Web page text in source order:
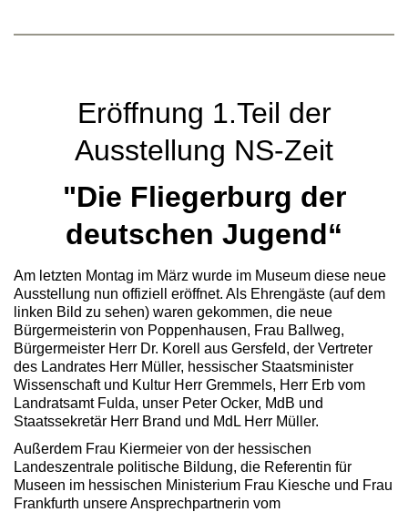
Eröffnung 1.Teil der
Ausstellung NS-Zeit
"Die Fliegerburg der
deutschen Jugend“
Am letzten Montag im März wurde im Museum diese neue
Ausstellung nun offiziell eröffnet. Als Ehrengäste (auf dem
linken Bild zu sehen) waren gekommen, die neue
Bürgermeisterin von Poppenhausen, Frau Ballweg,
Bürgermeister Herr Dr. Korell aus Gersfeld, der Vertreter
des Landrates Herr Müller, hessischer Staatsminister
Wissenschaft und Kultur Herr Gremmels, Herr Erb vom
Landratsamt Fulda, unser Peter Ocker, MdB und
Staatssekretär Herr Brand und MdL Herr Müller.
Außerdem Frau Kiermeier von der hessischen
Landeszentrale politische Bildung, die Referentin für
Museen im hessischen Ministerium Frau Kiesche und Frau
Frankfurth unsere Ansprechpartnerin vom